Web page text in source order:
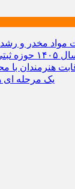
هنرمندان با
یک مرحله ای